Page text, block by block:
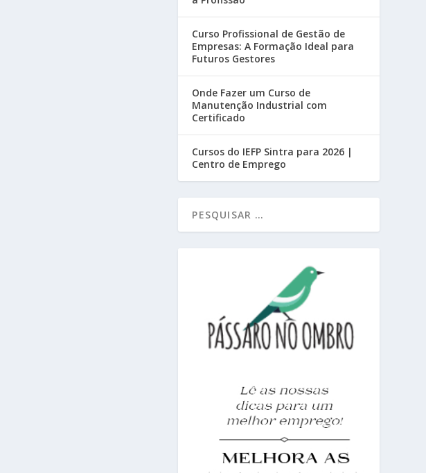
Curso Profissional de Gestão de
Empresas: A Formação Ideal para
Futuros Gestores
Onde Fazer um Curso de
Manutenção Industrial com
Certificado
Cursos do IEFP Sintra para 2026 |
Centro de Emprego